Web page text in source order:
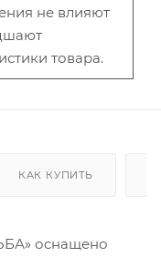
не влияют
товара.
КАК КУПИТЬ
оснащено